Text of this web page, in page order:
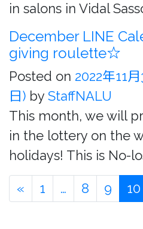
in salons in Vidal
December LINE
giving roulette☆
Posted on 2022年11
日) by StaffNALU
This month, we will
in the lottery on the
holidays! This is No-
« 1 … 8 9 10